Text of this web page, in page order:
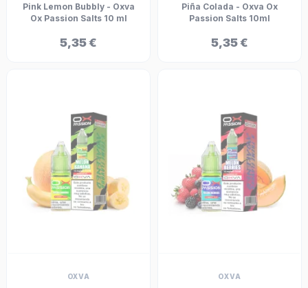
Pink Lemon Bubbly - Oxva
Ox Passion Salts 10 ml
5,35 €
Piña Colada - Oxva Ox
Passion Salts 10ml
5,35 €
OXVA OXVA